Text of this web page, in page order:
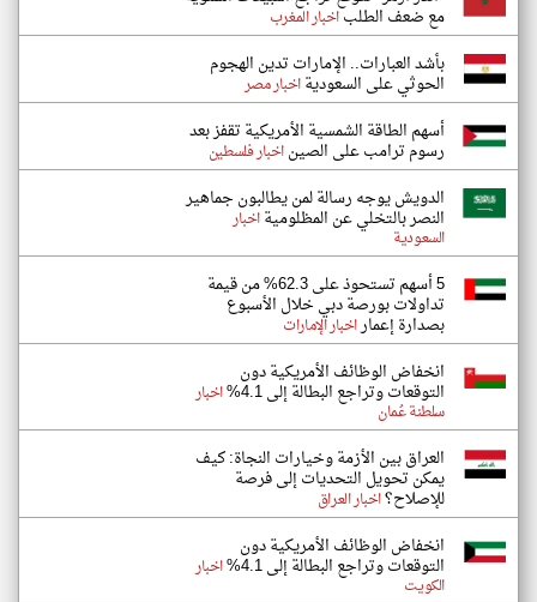
مع ضعف الطلباخبار المغرب
بأشد العبارات.. الإمارات تدين الهجوم
الحوثي على السعوديةاخبار مصر
أسهم الطاقة الشمسية الأمريكية تقفز بعد
رسوم ترامب على الصيناخبار فلسطين
الدويش يوجه رسالة لمن يطالبون جماهير
النصر بالتخلي عن المظلوميةاخبار
السعودية
5 أسهم تستحوذ على 62.3% من قيمة
تداولات بورصة دبي خلال الأسبوع
بصدارة إعماراخبار الإمارات
انخفاض الوظائف الأمريكية دون
التوقعات وتراجع البطالة إلى 4.1% اخبار
سلطنة عُمان
العراق بين الأزمة وخيارات النجاة: كيف
يمكن تحويل التحديات إلى فرصة
للإصلاح؟اخبار العراق
انخفاض الوظائف الأمريكية دون
التوقعات وتراجع البطالة إلى 4.1% اخبار
الكويت